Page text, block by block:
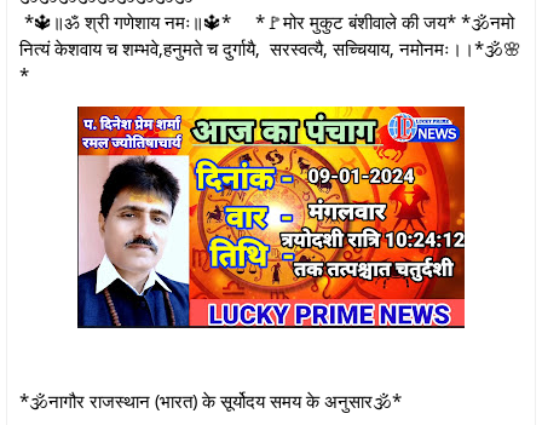
*🔱॥ॐ श्री गणेशाय नमः॥🔱* *🚩मोर मुकुट बंशीवाले की जय* *🕉नमो
नित्यं केशवाय च शम्भवे,हनुमते च दुर्गायै, सरस्वत्यै, सच्चियाय, नमोनमः।।*🕉🌸
*
*🕉नागौर राजस्थान (भारत) के सूर्योदय समय के अनुसार🕉*